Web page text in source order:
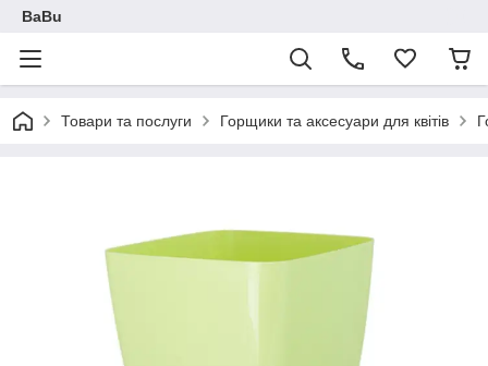
BaBu
Товари та послуги Горщики та аксесуари для квітів